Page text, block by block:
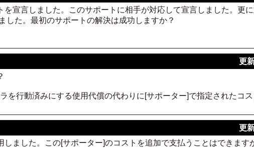
宣言しました。このサポートに相手が対応して宣言しました。更
した。最初のサポートの解決は成功しますか？
更
を行動済みにする使用代償の代わりに[サポーター]で指定されたコス
更
ました。この[サポーター]のコストを追加で支払うことはできます